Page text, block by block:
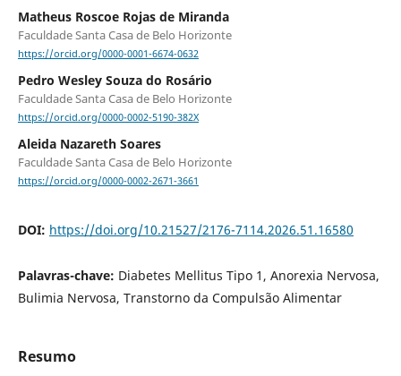
Matheus Roscoe Rojas de Miranda
Faculdade Santa Casa de Belo Horizonte
https://orcid.org/0000-0001-6674-0632
Pedro Wesley Souza do Rosário
Faculdade Santa Casa de Belo Horizonte
https://orcid.org/0000-0002-5190-382X
Aleida Nazareth Soares
Faculdade Santa Casa de Belo Horizonte
https://orcid.org/0000-0002-2671-3661
DOI: https://doi.org/10.21527/2176-7114.2026.51.16580
Palavras-chave: Diabetes Mellitus Tipo 1, Anorexia Nervosa,
Bulimia Nervosa, Transtorno da Compulsão Alimentar
Resumo